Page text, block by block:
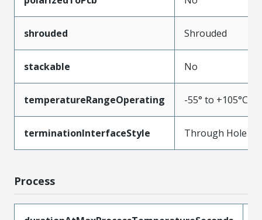
shrouded Shrouded
stackable No
temperatureRangeOperating -55° to +105°C
terminationInterfaceStyle Through Hole
Process